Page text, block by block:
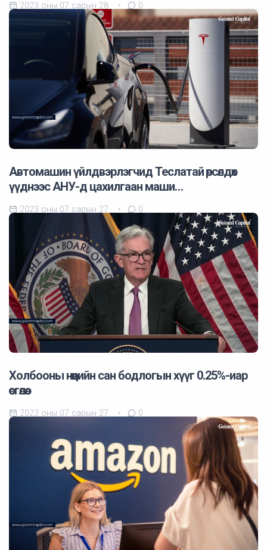
2023 оны 07 сарын 28 0
Автомашин үйлдвэрлэгчид Теслатай өрсөлдөх
үүднээс АНУ-д цахилгаан маши…
2023 оны 07 сарын 27 0
Холбооны нөөцийн сан бодлогын хүүг 0.25%-иар
өсгөлөө.
2023 оны 07 сарын 27 0